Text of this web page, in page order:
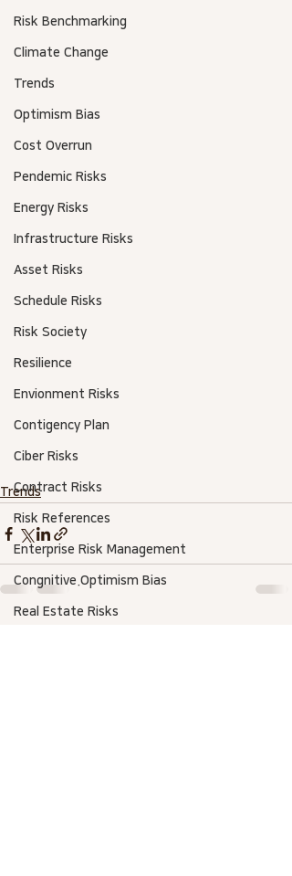
Risk Benchmarking
Climate Change
Trends
Optimism Bias
Cost Overrun
Pendemic Risks
Energy Risks
Infrastructure Risks
Asset Risks
Schedule Risks
Risk Society
Resilience
Envionment Risks
Contigency Plan
Ciber Risks
Contract Risks
Risk References
Enterprise Risk Management
Congnitive.Optimism Bias
Real Estate Risks
Trends